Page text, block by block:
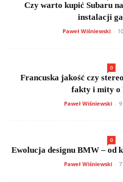
Czy warto kupić Subaru
instalacji
Paweł Wiśniewski -
0
Francuska jakość czy
fakty i mity o
Paweł Wiśniewski -
0
Ewolucja designu BMW – od
Paweł Wiśniewski -